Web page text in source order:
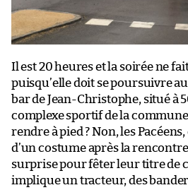
Il est 20 heures et la soirée ne
puisqu’elle doit se poursuivre
bar de Jean-Christophe, situé à
complexe sportif de la
rendre à pied ? Non, les
d’un costume après la
surprise pour fêter leur titre de
implique un tracteur, des